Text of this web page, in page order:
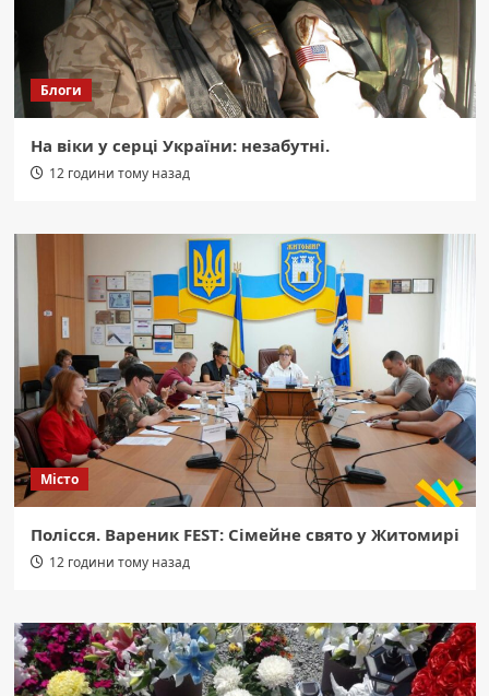
Блоги
На віки у серці України: незабутні.
12 години тому назад
Місто
Полісся. Вареник FEST: Сімейне свято у Житомирі
12 години тому назад